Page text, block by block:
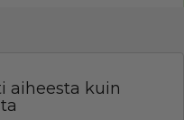
aiheesta kuin